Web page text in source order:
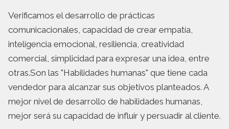
Verificamos el desarrollo de prácticas
comunicacionales, capacidad de crear empatía,
inteligencia emocional, resiliencia, creatividad
comercial, simplicidad para expresar una idea, entre
otras.Son las "Habilidades humanas" que tiene cada
vendedor para alcanzar sus objetivos planteados. A
mejor nivel de desarrollo de habilidades humanas,
mejor será su capacidad de influir y persuadir al cliente.